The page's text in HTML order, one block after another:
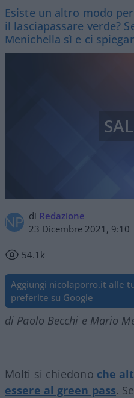
Esiste un altro modo
il lasciapassare verde?
Menichella sì e ci
di Redazione
23 Dicembre 2021, 9:10
54.1k
Aggiungi nicolaporro.it alle
preferite su Google
di Paolo Becchi e Mario
Molti si chiedono che
essere al green pass.